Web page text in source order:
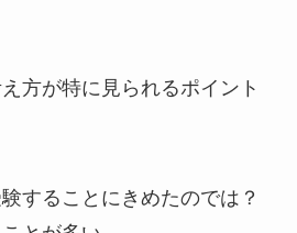
方が特に見られるポイント
することにきめたのでは？